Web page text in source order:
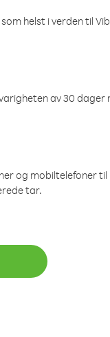
helst i verden til
av 30 dager
og mobiltelefoner til
tar.